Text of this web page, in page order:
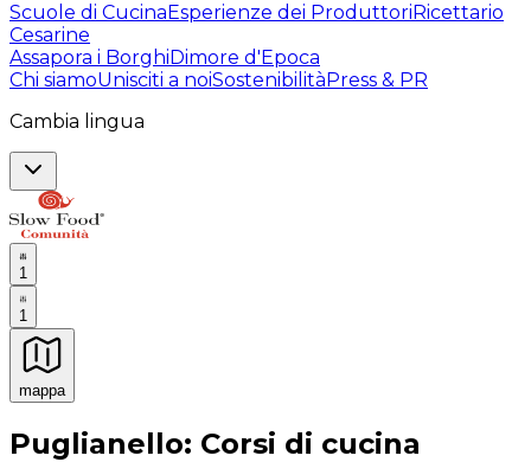
Scuole di CucinaEsperienze dei ProduttoriRicettario
Cesarine
Assapora i BorghiDimore d'Epoca
Chi siamoUnisciti a noiSostenibilitàPress & PR
Cambia lingua
1
1
mappa
Esperienze culinarie indimenticabili: Esperienze
Puglianello: Corsi di cucina